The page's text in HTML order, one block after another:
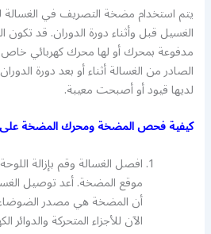
يتم استخدام مضخة التصريف في
الغسيل قبل وأثناء دورة الدوران. قد تكون
مدفوعة بمحرك أو لها محرك كهربائي
الصادر من الغسالة أثناء أو بعد دورة
لديها قيود أو أصبحت معيبة.
كيفية فحص المضخة ومحرك المضخة على
افصل الغسالة وقم بإزالة
موقع المضخة. أعد توصيل
أن المضخة هي مصدر
الآن للأجزاء المتحركة والدوائر